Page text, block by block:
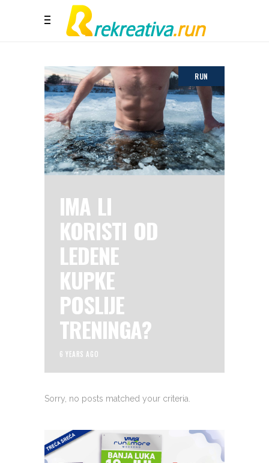
RUN
IMA LI
KORISTI OD
LEDENE
KUPKE
POSLIJE
TRENINGA?
6 YEARS AGO
Sorry, no posts matched your criteria.